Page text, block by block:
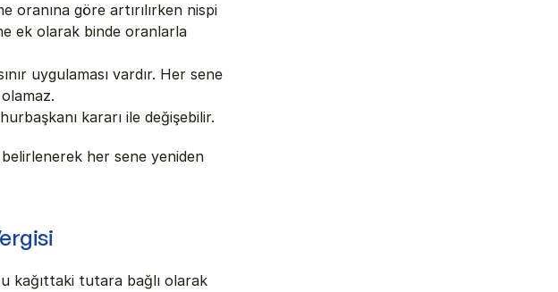
oranına göre artırılırken nispi
ek olarak binde oranlarla
uygulaması vardır. Her sene
kararı ile değişebilir.
her sene yeniden
kağıttaki tutara bağlı olarak